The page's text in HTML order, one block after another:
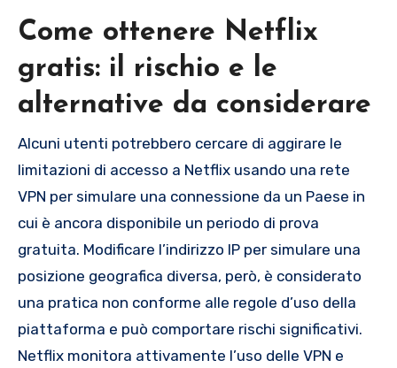
Come ottenere Netflix
gratis: il rischio e le
alternative da considerare
Alcuni utenti potrebbero cercare di aggirare le
limitazioni di accesso a Netflix usando una rete
VPN per simulare una connessione da un Paese in
cui è ancora disponibile un periodo di prova
gratuita. Modificare l’indirizzo IP per simulare una
posizione geografica diversa, però, è considerato
una pratica non conforme alle regole d’uso della
piattaforma e può comportare rischi significativi.
Netflix monitora attivamente l’uso delle VPN e